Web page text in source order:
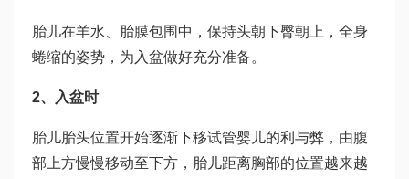
胎儿在羊水、胎膜包围中，保持头朝下臀朝上，全身
蜷缩的姿势，为入盆做好充分准备。
2、入盆时
胎儿胎头位置开始逐渐下移试管婴儿的利与弊 ，由腹
部上方慢慢移动至下方，胎儿距离胸部的位置越来越